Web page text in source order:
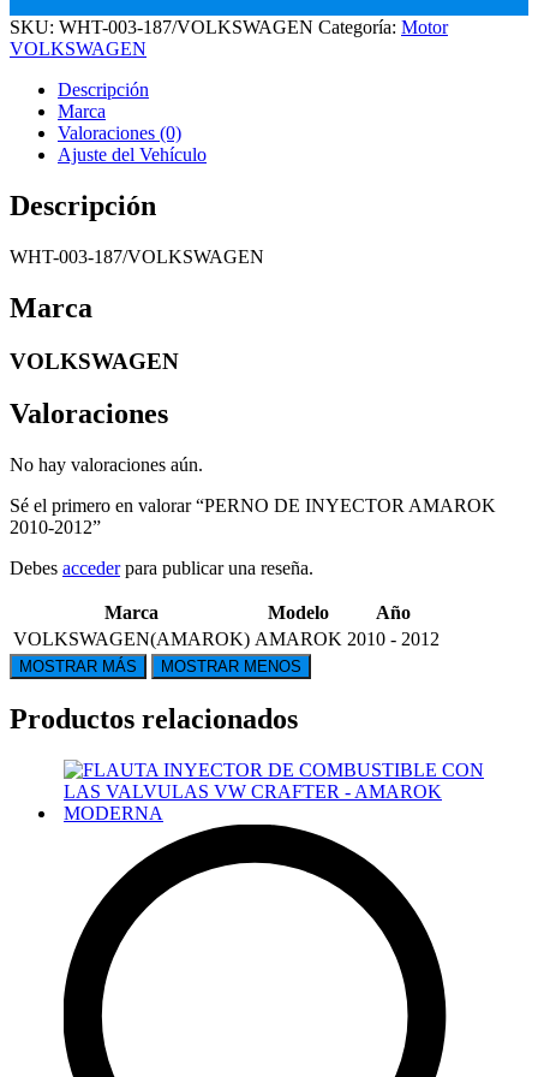
SKU: WHT-003-187/VOLKSWAGEN Categoría: Motor
VOLKSWAGEN
Descripción
Marca
Valoraciones (0)
Ajuste del Vehículo
Descripción
WHT-003-187/VOLKSWAGEN
Marca
VOLKSWAGEN
Valoraciones
No hay valoraciones aún.
Sé el primero en valorar “PERNO DE INYECTOR AMAROK
2010-2012”
Debes accederpara publicar una reseña.
Marca Modelo
Año
VOLKSWAGEN(AMAROK) AMAROK 2010 - 2012
Productos relacionados